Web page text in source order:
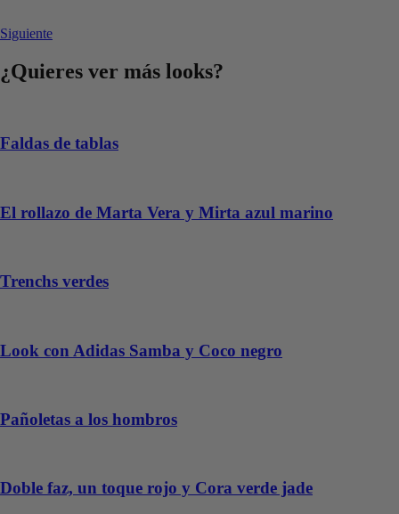
Siguiente
¿Quieres ver más looks?
Faldas de tablas
El rollazo de Marta Vera y Mirta azul marino
Trenchs verdes
Look con Adidas Samba y Coco negro
Pañoletas a los hombros
Doble faz, un toque rojo y Cora verde jade